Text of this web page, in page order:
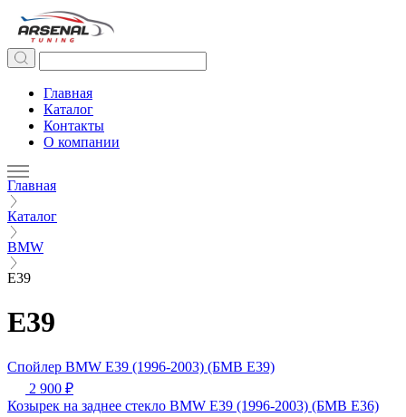
Главная
Каталог
Контакты
О компании
Главная
Каталог
BMW
Е39
Е39
Спойлер BMW Е39 (1996-2003) (БМВ Е39)
2 900 ₽
Козырек на заднее стекло BMW Е39 (1996-2003) (БМВ Е36)